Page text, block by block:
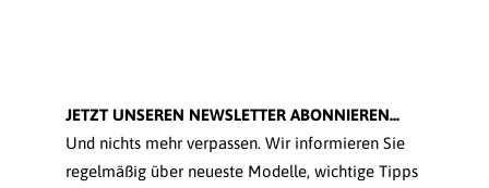
JETZT UNSEREN NEWSLETTER ABONNIEREN...
Und nichts mehr verpassen. Wir informieren Sie
regelmäßig über neueste Modelle, wichtige Tipps